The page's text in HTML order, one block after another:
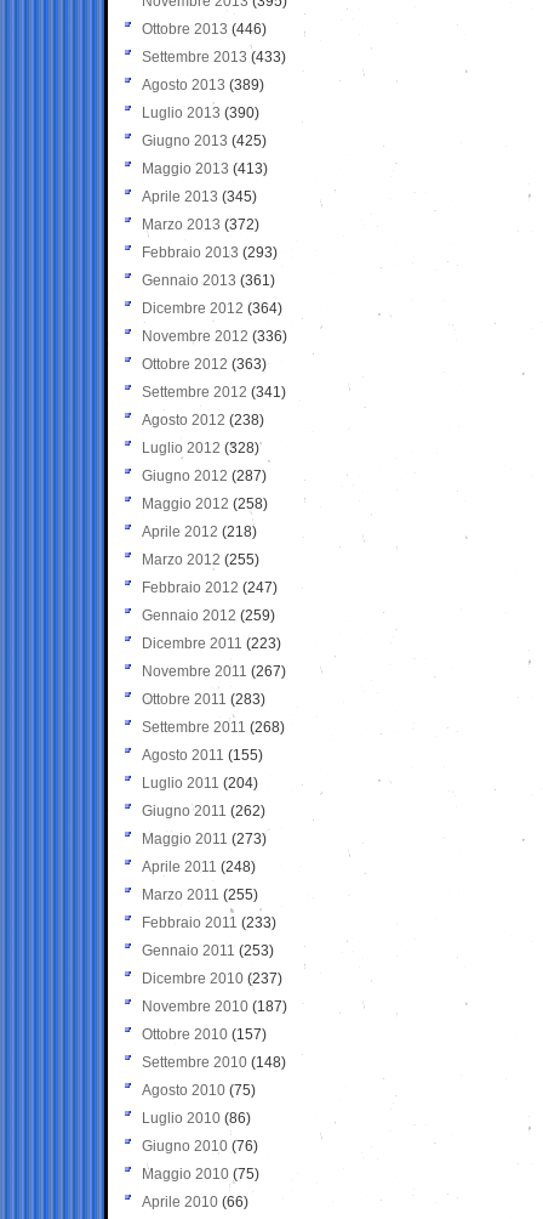
Ottobre 2013 (446)
Settembre 2013 (433)
Agosto 2013 (389)
Luglio 2013 (390)
Giugno 2013 (425)
Maggio 2013 (413)
Aprile 2013 (345)
Marzo 2013 (372)
Febbraio 2013 (293)
Gennaio 2013 (361)
Dicembre 2012 (364)
Novembre 2012 (336)
Ottobre 2012 (363)
Settembre 2012 (341)
Agosto 2012 (238)
Luglio 2012 (328)
Giugno 2012 (287)
Maggio 2012 (258)
Aprile 2012 (218)
Marzo 2012 (255)
Febbraio 2012 (247)
Gennaio 2012 (259)
Dicembre 2011 (223)
Novembre 2011 (267)
Ottobre 2011 (283)
Settembre 2011 (268)
Agosto 2011 (155)
Luglio 2011 (204)
Giugno 2011 (262)
Maggio 2011 (273)
Aprile 2011 (248)
Marzo 2011 (255)
Febbraio 2011 (233)
Gennaio 2011 (253)
Dicembre 2010 (237)
Novembre 2010 (187)
Ottobre 2010 (157)
Settembre 2010 (148)
Agosto 2010 (75)
Luglio 2010 (86)
Giugno 2010 (76)
Maggio 2010 (75)
Aprile 2010 (66)